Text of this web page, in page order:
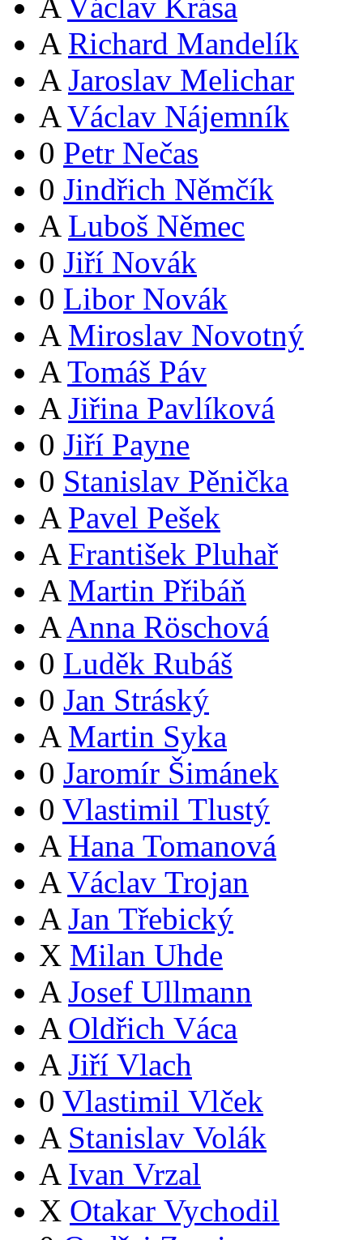
A Richard Mandelík
A Jaroslav Melichar
A Václav Nájemník
0 Petr Nečas
0 Jindřich Němčík
A Luboš Němec
0 Jiří Novák
0 Libor Novák
A Miroslav Novotný
A Tomáš Páv
A Jiřina Pavlíková
0 Jiří Payne
0 Stanislav Pěnička
A Pavel Pešek
A František Pluhař
A Martin Přibáň
A Anna Röschová
0 Luděk Rubáš
0 Jan Stráský
A Martin Syka
0 Jaromír Šimánek
0 Vlastimil Tlustý
A Hana Tomanová
A Václav Trojan
A Jan Třebický
X Milan Uhde
A Josef Ullmann
A Oldřich Váca
A Jiří Vlach
0 Vlastimil Vlček
A Stanislav Volák
A Ivan Vrzal
X Otakar Vychodil